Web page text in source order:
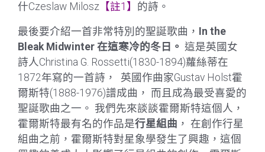
什Czeslaw Milosz 【註1】 的詩。
最後要介紹一首非常特別的聖誕歌曲，
In the
Bleak Midwinter 在這寒冷的冬日。 這是英國女
詩人Christina G. Rossetti(1830-1894)蘿絲蒂在
1872年寫的一首詩， 英國作曲家Gustav Holst霍
爾斯特(1888-1976)譜成曲， 而且成為最受喜愛的
聖誕歌曲之一。 我們先來談談霍爾斯特這個人，
霍爾斯特最有名的作品是行星組曲 ， 在創作行星
組曲之前，霍爾斯特對星象學發生了興趣，這個